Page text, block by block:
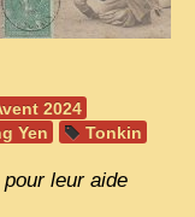
2024
Yen Tonkin
leur aide